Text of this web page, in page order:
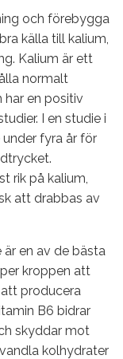
och förebygga
källa till kalium,
Kalium är ett
normalt
en positiv
I en studie i
fyra år för
rik på kalium,
att drabbas av
en av de bästa
kroppen att
producera
B6 bidrar
skyddar mot
kolhydrater